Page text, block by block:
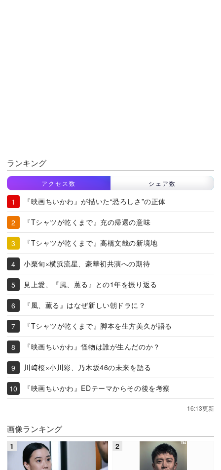
ランキング
アクセス数 シェア数
『映画ちいかわ』が描いた“恐ろしさ”の正体
『Tシャツが乾くまで』充の帰還の意味
『Tシャツが乾くまで』高橋文哉の新境地
小栗旬×横浜流星、豪華初共演への期待
見上愛、『風、薫る』との1年を振り返る
『風、薫る』はなぜ新しい朝ドラに？
『Tシャツが乾くまで』脚本を生方美久が語る
『映画ちいかわ』怪物は誰が生んだのか？
川﨑桜×小川彩、乃木坂46の未来を語る
『映画ちいかわ』EDテーマからその後を考察
16:13更新
画像ランキング